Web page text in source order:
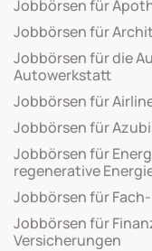
Jobbörsen für
Jobbörsen für
Jobbörsen für die
Autowerkstatt
Jobbörsen für
Jobbörsen für
Jobbörsen für
regenerative
Jobbörsen für
Jobbörsen für
Versicherungen